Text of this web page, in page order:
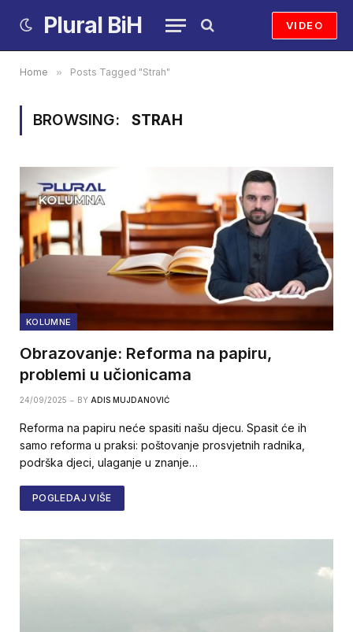
Plural BiH VIDEO
Home » Posts Tagged "Strah"
BROWSING: STRAH
KOLUMNE
Obrazovanje: Reforma na papiru,
problemi u učionicama
24/09/2025 BY ADIS MUJDANOVIĆ
Reforma na papiru neće spasiti našu djecu. Spasit će ih
samo reforma u praksi: poštovanje prosvjetnih radnika,
podrška djeci, ulaganje u znanje…
POGLEDAJ VIŠE